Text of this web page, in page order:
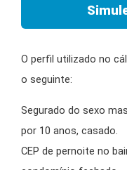
O perfil utilizado no
o seguinte:
Segurado do sexo
por 10 anos, casado.
CEP de pernoite no